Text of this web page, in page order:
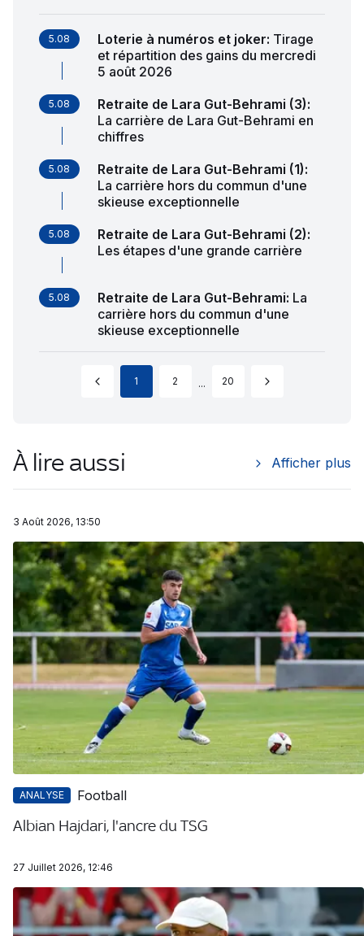
5.08 Loterie à numéros et joker: Tirage
et répartition des gains du mercredi
5 août 2026
5.08 Retraite de Lara Gut-Behrami (3):
La carrière de Lara Gut-Behrami en
chiffres
5.08 Retraite de Lara Gut-Behrami (1):
La carrière hors du commun d'une
skieuse exceptionnelle
5.08 Retraite de Lara Gut-Behrami (2):
Les étapes d'une grande carrière
5.08 Retraite de Lara Gut-Behrami: La
carrière hors du commun d'une
skieuse exceptionnelle
1 2 ... 20
À lire aussi Afficher plus
3 Août 2026, 13:50
ANALYSE Football
Albian Hajdari, l'ancre du TSG
27 Juillet 2026, 12:46